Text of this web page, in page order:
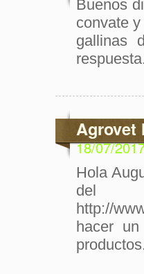
Buenos
convate
gallinas
Agrovet
18/07/
Hola
del
http://
hacer